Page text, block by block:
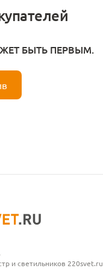
БЫТЬ ПЕРВЫМ.
и светильников 220svet.ru